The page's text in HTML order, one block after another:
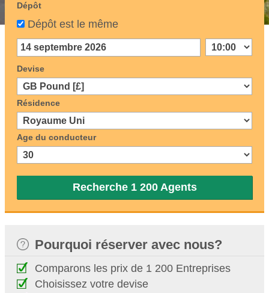
Dépôt
Dépôt est le même
Devise
Résidence
Age du conducteur
Recherche 1 200 Agents
Pourquoi réserver avec nous?
Comparons les prix de 1 200 Entreprises
Choisissez votre devise